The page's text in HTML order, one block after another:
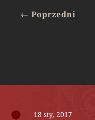
←Poprzedni
 18 sty, 2017